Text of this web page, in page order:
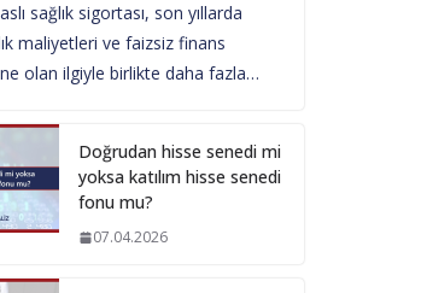
sağlık sigortası, son yıllarda
maliyetleri ve faizsiz finans
olan ilgiyle birlikte daha fazla…
Doğrudan hisse senedi mi
yoksa katılım hisse senedi
fonu mu?
07.04.2026